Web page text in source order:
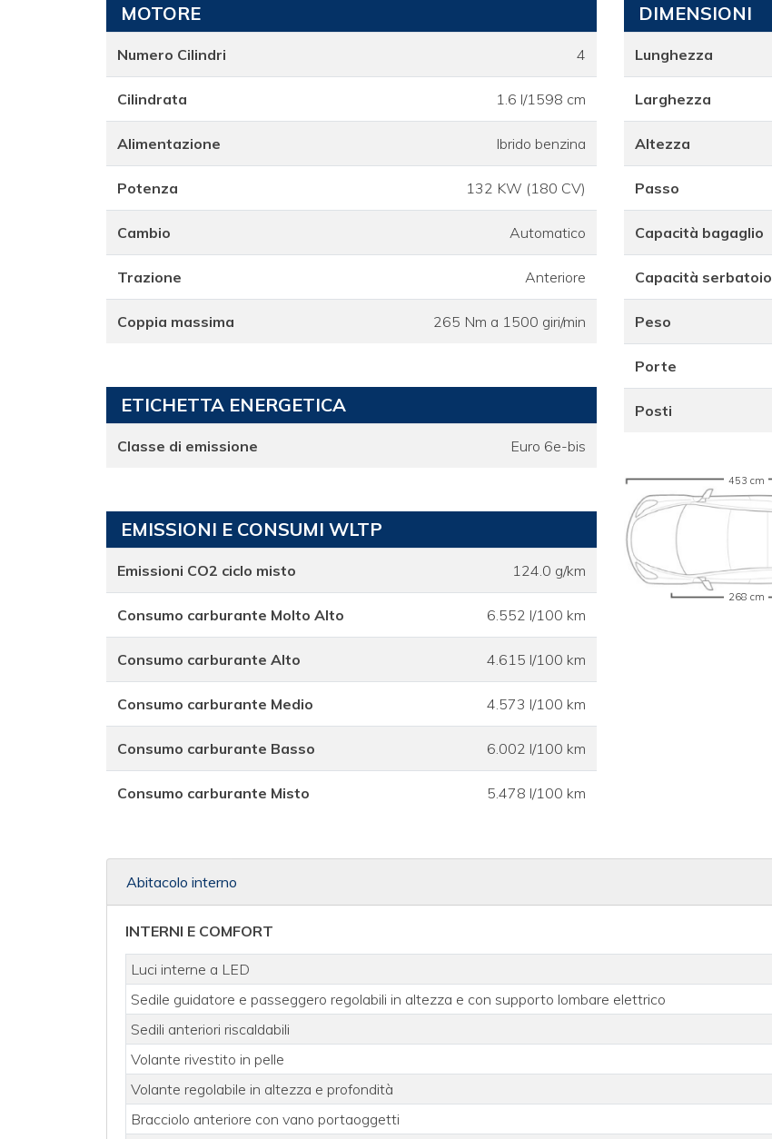
MOTORE
Numero Cilindri 4
Cilindrata 1.6 l/1598 cm
Alimentazione Ibrido benzina
Potenza 132 KW (180 CV)
Cambio Automatico
Trazione Anteriore
Coppia massima 265 Nm a 1500 giri/min
ETICHETTA ENERGETICA
Classe di emissione Euro 6e-bis
EMISSIONI E CONSUMI WLTP
Emissioni CO2 ciclo misto 124.0 g/km
Consumo carburante Molto Alto 6.552 l/100 km
Consumo carburante Alto 4.615 l/100 km
Consumo carburante Medio 4.573 l/100 km
Consumo carburante Basso 6.002 l/100 km
Consumo carburante Misto 5.478 l/100 km
DIMENSIONI
Lunghezza
Larghezza
Altezza
Passo
Capacità bagaglio
Capacità serbatoio
Peso
Porte
Posti
453 cm
268 cm
Abitacolo interno
INTERNI E COMFORT
Luci interne a LED
Sedile guidatore e passeggero regolabili in altezza e con supporto lombare elettrico
Sedili anteriori riscaldabili
Volante rivestito in pelle
Volante regolabile in altezza e profondità
Bracciolo anteriore con vano portaoggetti